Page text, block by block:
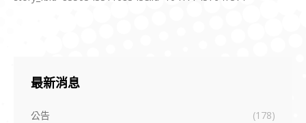
最新消息
公告
(178)